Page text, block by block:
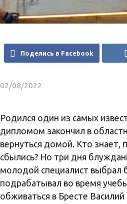
Поделись в Facebook
02/08/2022
Родился один из самых
дипломом закончил в
вернуться домой. Кто знает,
сбылись? Но три дня
молодой специалист выбрал
подрабатывал во время
обживаться в Бресте